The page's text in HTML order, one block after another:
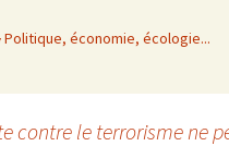
Politique, économie, écologie...
contre le terrorisme ne